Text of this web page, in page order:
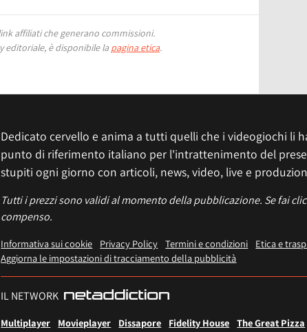
affiliati che generano commissioni.
editoriale, è disponibile la pagina etica.
Dedicato cervello e anima a tutti quelli che i videogiochi li
punto di riferimento italiano per l'intrattenimento del
stupiti ogni giorno con articoli, news, video, live e
Tutti i prezzi sono validi al momento della pubblicazione. Se fai
compenso.
Informativa sui cookie Privacy Policy Termini e condizioni Etica e
Aggiorna le impostazioni di tracciamento della pubblicità
IL NETWORK
Multiplayer Movieplayer Dissapore Fidelity House The Great Pizza